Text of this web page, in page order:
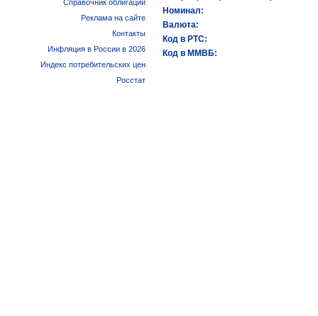
Номинал:
Валюта:
Код в РТС:
Код в ММВБ:
Справочник облигаций
Реклама на сайте
Контакты
Инфляция в России в 2026
Индекс потребительских цен
Росстат